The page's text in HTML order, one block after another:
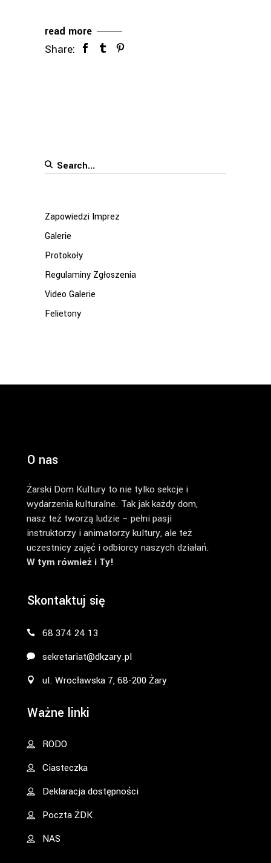
read more
Share:
Search
Zapowiedzi Imprez
Galerie
Protokoły
Regulaminy Zgłoszenia
Video Galerie
Felietony
O nas
Żarski Dom Kultury to nie tylko sekcje i
wydarzenia kulturalne. Tak jak każdy dom,
nasz też tworzą ludzie – pełni pasji
instruktorzy i animatorzy kultury, ale też
uczestnicy zajęć i odbiorcy naszych działań.
W tym również i Ty!
Skontaktuj się
68 374 24 13
sekretariat@dkzary.pl
ul. Wrocławska 7, 68-200 Żary
Ważne linki
RODO
Ciasteczka
Deklaracja dostępności
Poczta ŻDK
NAS